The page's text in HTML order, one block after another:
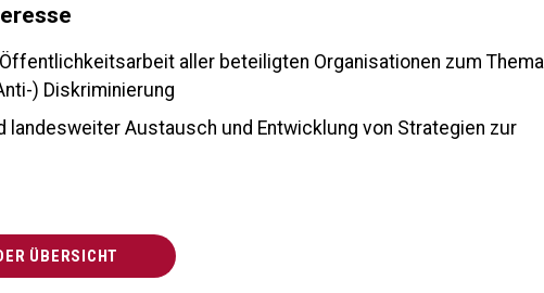
aller beteiligten Organisationen zum Thema
) Diskriminierung
landesweiter Austausch und Entwicklung von Strategien zur
ÜBERSICHT